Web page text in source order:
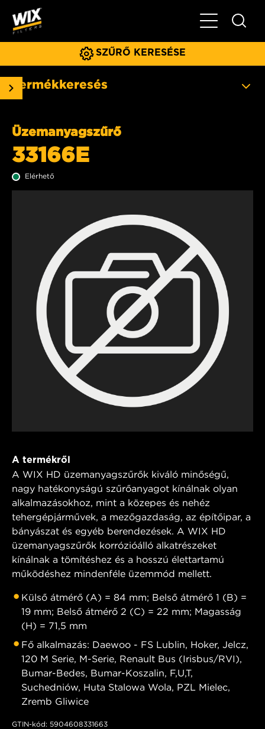
Főmenü
SZŰRŐ KERESÉSE
Termékkeresés
Üzemanyagszűrő
33166E
Elérhető
A termékről
A WIX HD üzemanyagszűrők kiváló minőségű,
nagy hatékonyságú szűrőanyagot kínálnak olyan
alkalmazásokhoz, mint a közepes és nehéz
tehergépjárművek, a mezőgazdaság, az építőipar, a
bányászat és egyéb berendezések. A WIX HD
üzemanyagszűrők korrózióálló alkatrészeket
kínálnak a tömítéshez és a hosszú élettartamú
működéshez mindenféle üzemmód mellett.
Külső átmérő (A) = 84 mm; Belső átmérő 1 (B) =
19 mm; Belső átmérő 2 (C) = 22 mm; Magasság
(H) = 71,5 mm
Fő alkalmazás: Daewoo - FS Lublin, Hoker, Jelcz,
120 M Serie, M-Serie, Renault Bus (Irisbus/RVI),
Bumar-Bedes, Bumar-Koszalin, F,U,T,
Suchedniów, Huta Stalowa Wola, PZL Mielec,
Zremb Gliwice
GTIN-kód: 5904608331663